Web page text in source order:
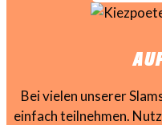
Bei vielen unserer
einfach teilnehmen.